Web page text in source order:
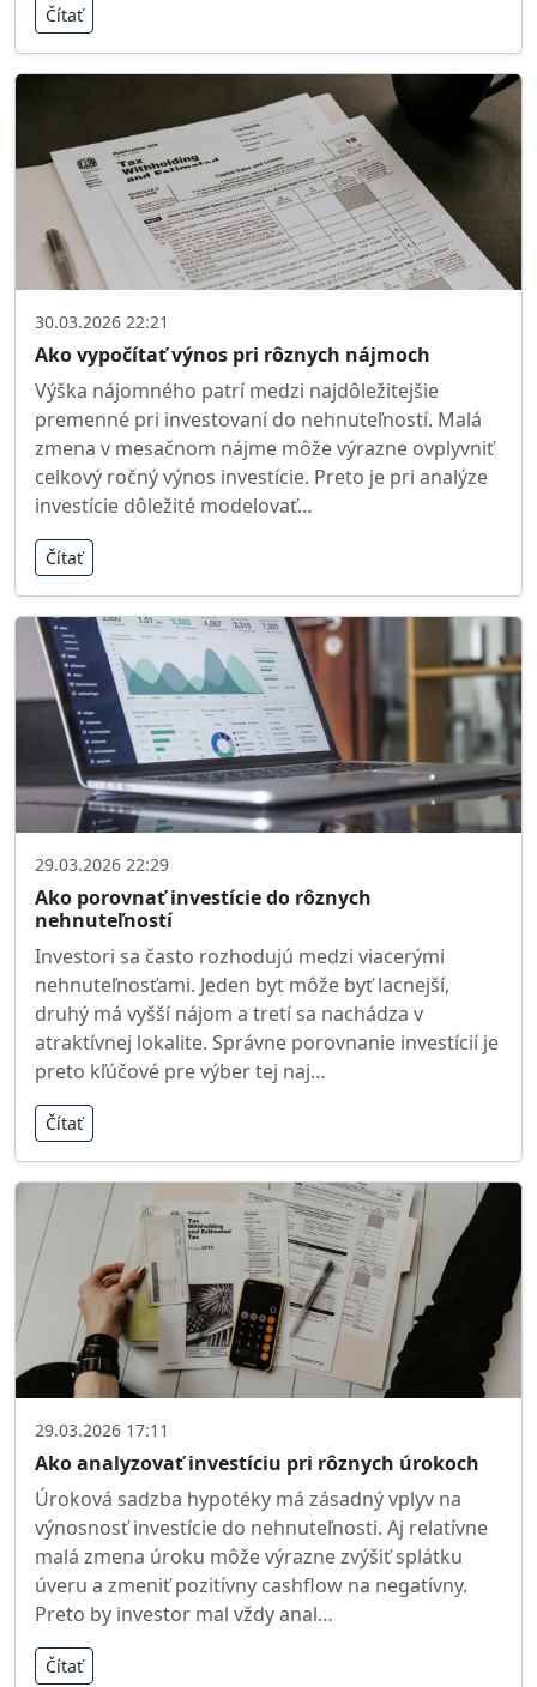
Čítať
30.03.2026 22:21
Ako vypočítať výnos pri rôznych nájmoch
Výška nájomného patrí medzi najdôležitejšie
premenné pri investovaní do nehnuteľností. Malá
zmena v mesačnom nájme môže výrazne ovplyvniť
celkový ročný výnos investície. Preto je pri analýze
investície dôležité modelovať…
Čítať
29.03.2026 22:29
Ako porovnať investície do rôznych
nehnuteľností
Investori sa často rozhodujú medzi viacerými
nehnuteľnosťami. Jeden byt môže byť lacnejší,
druhý má vyšší nájom a tretí sa nachádza v
atraktívnej lokalite. Správne porovnanie investícií je
preto kľúčové pre výber tej naj…
Čítať
29.03.2026 17:11
Ako analyzovať investíciu pri rôznych úrokoch
Úroková sadzba hypotéky má zásadný vplyv na
výnosnosť investície do nehnuteľnosti. Aj relatívne
malá zmena úroku môže výrazne zvýšiť splátku
úveru a zmeniť pozitívny cashflow na negatívny.
Preto by investor mal vždy anal…
Čítať